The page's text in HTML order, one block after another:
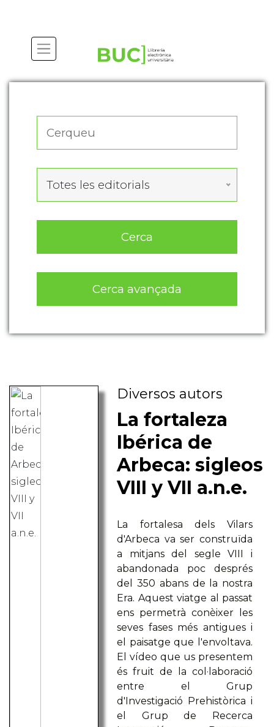
Totes les editorials
Cerca
Cerca avançada
Diversos autors
La fortaleza
Ibérica de
Arbeca: sigleos
VIII y VII a.n.e.
La fortalesa dels Vilars
d'Arbeca va ser construïda
a mitjans del segle VIII i
abandonada poc després
del 350 abans de la nostra
Era. Aquest viatge al passat
ens permetrà conèixer les
seves fases més antigues i
el paisatge que l'envoltava.
El vídeo que us presentem
és fruit de la col·laboració
entre el Grup
d'Investigació Prehistòrica i
el Grup de Recerca